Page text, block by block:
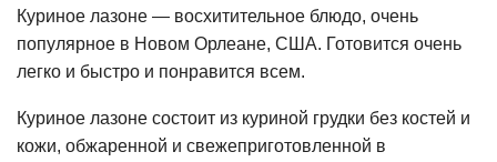
Куриное лазоне — восхитительное блюдо, очень
популярное в Новом Орлеане, США. Готовится очень
легко и быстро и понравится всем.
Куриное лазоне состоит из куриной грудки без костей и
кожи, обжаренной и свежеприготовленной в